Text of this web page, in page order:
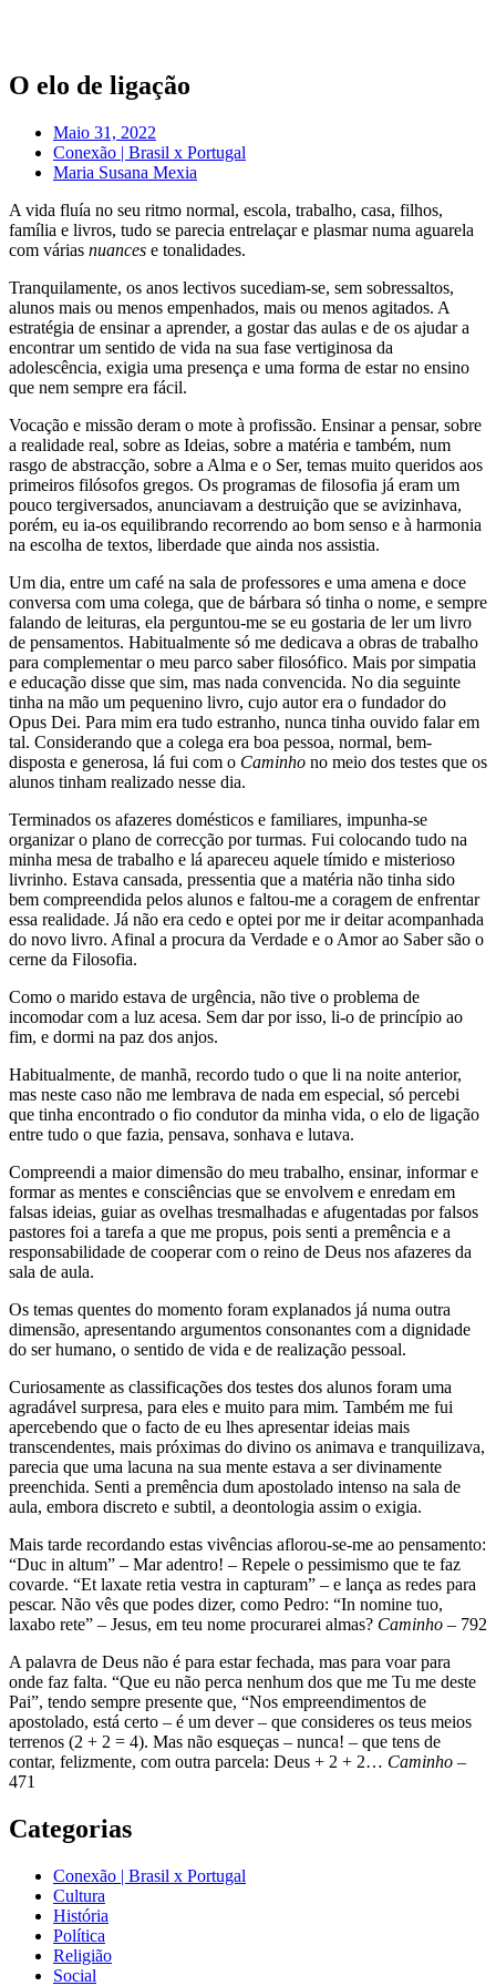
conteúdo
O elo de ligação
Maio 31, 2022
Conexão | Brasil x Portugal
Maria Susana Mexia
A vida fluía no seu ritmo normal, escola, trabalho, casa, filhos,
família e livros, tudo se parecia entrelaçar e plasmar numa aguarela
com várias nuances e tonalidades.
Tranquilamente, os anos lectivos sucediam-se, sem sobressaltos,
alunos mais ou menos empenhados, mais ou menos agitados. A
estratégia de ensinar a aprender, a gostar das aulas e de os ajudar a
encontrar um sentido de vida na sua fase vertiginosa da
adolescência, exigia uma presença e uma forma de estar no ensino
que nem sempre era fácil.
Vocação e missão deram o mote à profissão. Ensinar a pensar, sobre
a realidade real, sobre as Ideias, sobre a matéria e também, num
rasgo de abstracção, sobre a Alma e o Ser, temas muito queridos aos
primeiros filósofos gregos. Os programas de filosofia já eram um
pouco tergiversados, anunciavam a destruição que se avizinhava,
porém, eu ia-os equilibrando recorrendo ao bom senso e à harmonia
na escolha de textos, liberdade que ainda nos assistia.
Um dia, entre um café na sala de professores e uma amena e doce
conversa com uma colega, que de bárbara só tinha o nome, e sempre
falando de leituras, ela perguntou-me se eu gostaria de ler um livro
de pensamentos. Habitualmente só me dedicava a obras de trabalho
para complementar o meu parco saber filosófico. Mais por simpatia
e educação disse que sim, mas nada convencida. No dia seguinte
tinha na mão um pequenino livro, cujo autor era o fundador do
Opus Dei. Para mim era tudo estranho, nunca tinha ouvido falar em
tal. Considerando que a colega era boa pessoa, normal, bem-
disposta e generosa, lá fui com o Caminho no meio dos testes que os
alunos tinham realizado nesse dia.
Terminados os afazeres domésticos e familiares, impunha-se
organizar o plano de correcção por turmas. Fui colocando tudo na
minha mesa de trabalho e lá apareceu aquele tímido e misterioso
livrinho. Estava cansada, pressentia que a matéria não tinha sido
bem compreendida pelos alunos e faltou-me a coragem de enfrentar
essa realidade. Já não era cedo e optei por me ir deitar acompanhada
do novo livro. Afinal a procura da Verdade e o Amor ao Saber são o
cerne da Filosofia.
Como o marido estava de urgência, não tive o problema de
incomodar com a luz acesa. Sem dar por isso, li-o de princípio ao
fim, e dormi na paz dos anjos.
Habitualmente, de manhã, recordo tudo o que li na noite anterior,
mas neste caso não me lembrava de nada em especial, só percebi
que tinha encontrado o fio condutor da minha vida, o elo de ligação
entre tudo o que fazia, pensava, sonhava e lutava.
Compreendi a maior dimensão do meu trabalho, ensinar, informar e
formar as mentes e consciências que se envolvem e enredam em
falsas ideias, guiar as ovelhas tresmalhadas e afugentadas por falsos
pastores foi a tarefa a que me propus, pois senti a premência e a
responsabilidade de cooperar com o reino de Deus nos afazeres da
sala de aula.
Os temas quentes do momento foram explanados já numa outra
dimensão, apresentando argumentos consonantes com a dignidade
do ser humano, o sentido de vida e de realização pessoal.
Curiosamente as classificações dos testes dos alunos foram uma
agradável surpresa, para eles e muito para mim. Também me fui
apercebendo que o facto de eu lhes apresentar ideias mais
transcendentes, mais próximas do divino os animava e tranquilizava,
parecia que uma lacuna na sua mente estava a ser divinamente
preenchida. Senti a premência dum apostolado intenso na sala de
aula, embora discreto e subtil, a deontologia assim o exigia.
Mais tarde recordando estas vivências aflorou-se-me ao pensamento:
“Duc in altum” – Mar adentro! – Repele o pessimismo que te faz
covarde. “Et laxate retia vestra in capturam” – e lança as redes para
pescar. Não vês que podes dizer, como Pedro: “In nomine tuo,
laxabo rete” – Jesus, em teu nome procurarei almas? Caminho – 792
A palavra de Deus não é para estar fechada, mas para voar para
onde faz falta. “Que eu não perca nenhum dos que me Tu me deste
Pai”, tendo sempre presente que, “Nos empreendimentos de
apostolado, está certo – é um dever – que consideres os teus meios
terrenos (2 + 2 = 4). Mas não esqueças – nunca! – que tens de
contar, felizmente, com outra parcela: Deus + 2 + 2… Caminho –
471
Categorias
Conexão | Brasil x Portugal
Cultura
História
Política
Religião
Social